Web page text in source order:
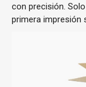
con precisión.
primera impresión